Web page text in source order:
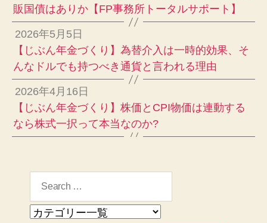
販国債はありか【FP事務所トータルサポート】
2026年5月5日
【じぶん年金づくり】為替介入は一時的効果、そ
んなドルでも持つべき通貨と言われる理由
2026年4月16日
【じぶん年金づくり】株価とCPI物価は連動する
なら株式一択って本当なのか?